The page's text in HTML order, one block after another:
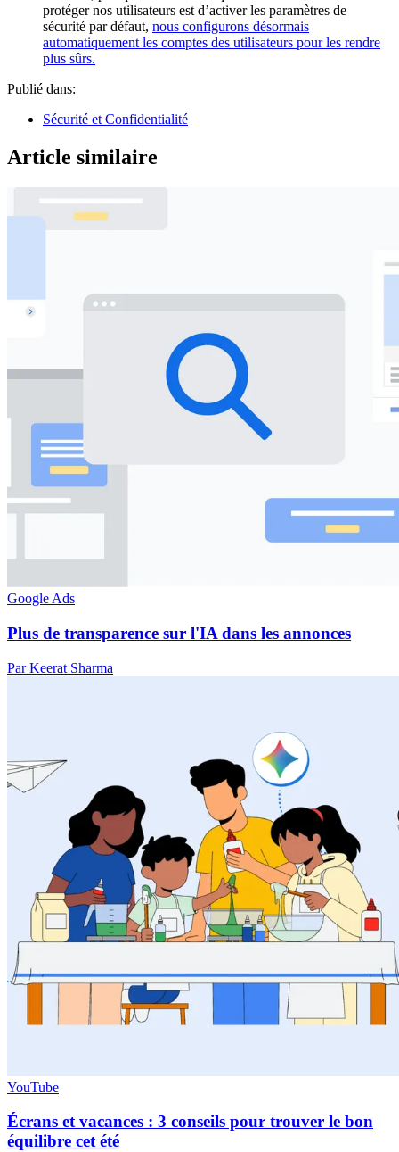
protéger nos utilisateurs est d’activer les paramètres de
sécurité par défaut, nous configurons désormais
automatiquement les comptes des utilisateurs pour les rendre
plus sûrs.
Publié dans:
Sécurité et Confidentialité
Article similaire
Google Ads
Plus de transparence sur l'IA dans les annonces
Par Keerat Sharma
YouTube
Écrans et vacances : 3 conseils pour trouver le bon
équilibre cet été